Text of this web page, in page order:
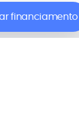
financiamento